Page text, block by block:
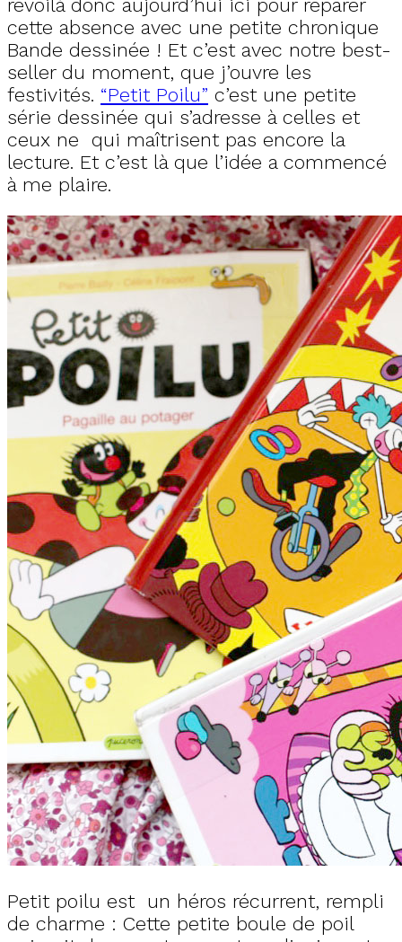
revoilà donc aujourd’hui ici pour réparer
cette absence avec une petite chronique
Bande dessinée ! Et c’est avec notre best-
seller du moment, que j’ouvre les
festivités. “Petit Poilu” c’est une petite
série dessinée qui s’adresse à celles et
ceux ne qui maîtrisent pas encore la
lecture. Et c’est là que l’idée a commencé
à me plaire.
Petit poilu est un héros récurrent, rempli
de charme : Cette petite boule de poil